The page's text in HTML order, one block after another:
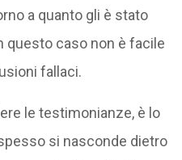
a quanto gli è stato
questo caso non è facile
fallaci.
le testimonianze, è lo
si nasconde dietro